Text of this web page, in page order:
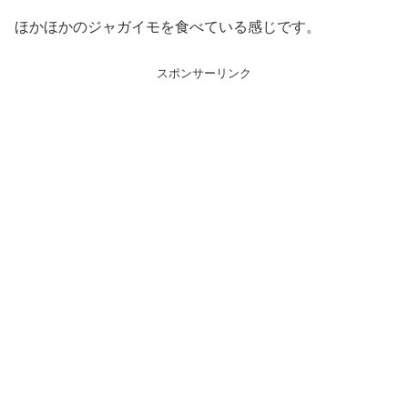
ほかほかのジャガイモを食べている感じです。
スポンサーリンク